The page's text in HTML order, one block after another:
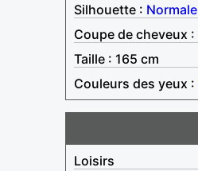
Silhouette : Normale
Coupe de cheveux :
Taille : 165 cm
Couleurs des yeux :
Loisirs